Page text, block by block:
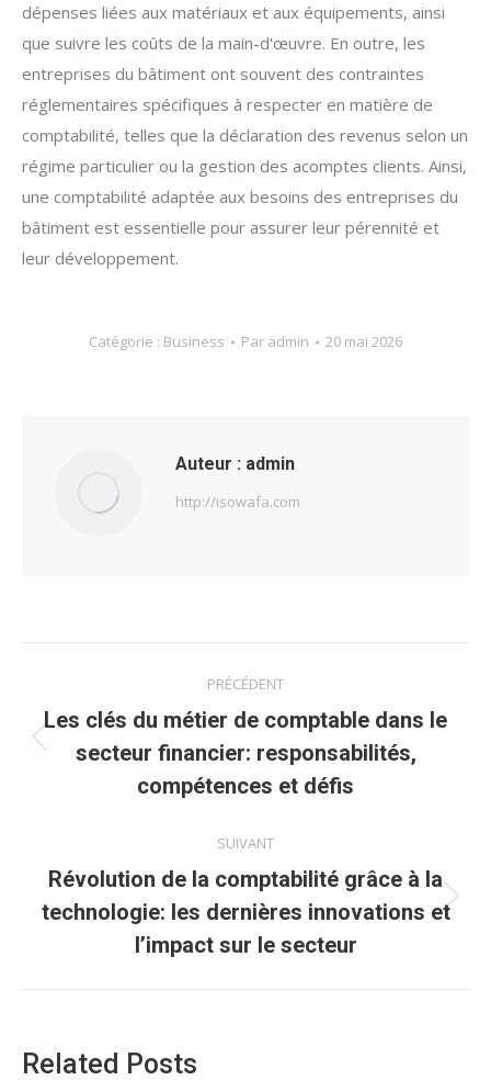
dépenses liées aux matériaux et aux équipements, ainsi
que suivre les coûts de la main-d'œuvre. En outre, les
entreprises du bâtiment ont souvent des contraintes
réglementaires spécifiques à respecter en matière de
comptabilité, telles que la déclaration des revenus selon un
régime particulier ou la gestion des acomptes clients. Ainsi,
une comptabilité adaptée aux besoins des entreprises du
bâtiment est essentielle pour assurer leur pérennité et
leur développement.
Catégorie : Business Par admin 20 mai 2026
Auteur : admin
http://isowafa.com
article
PRÉCÉDENT
Article
précédent
Les clés du métier de comptable dans le
secteur financier: responsabilités,
compétences et défis
SUIVANT
Article
suivant
Révolution de la comptabilité grâce à la
technologie: les dernières innovations et
l’impact sur le secteur
Related Posts